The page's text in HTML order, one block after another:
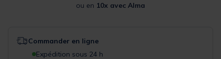
ou en 10x avec Alma
Commander en ligne
Expédition sous 24 h